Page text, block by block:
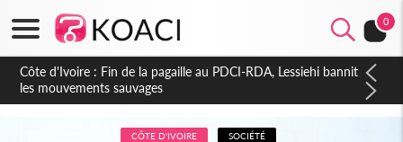
0
Côte d'Ivoire : Ouattara promet des sanctions contre les
déguerpissements illégaux
CÔTE D'IVOIRE SOCIÉTÉ